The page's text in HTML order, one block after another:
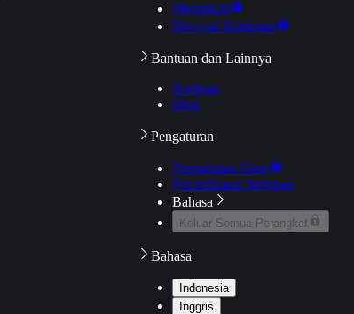
Mengikuti
Riwayat Tontonan
Bantuan dan Lainnya
Bantuan
Blog
Pengaturan
Pengaturan Akun
Pemeriksaan Jaringan
Bahasa
Keluar Semua Perangkat
Bahasa
Indonesia
Inggris